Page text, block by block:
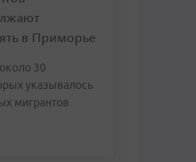
в Приморье
30
указывалось
мигрантов